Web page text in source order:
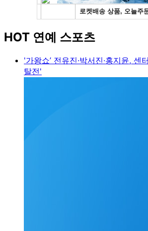
HOT 연예 스포츠
'가왕쇼’ 전유진·박서진·홍지윤, 센
탈전'